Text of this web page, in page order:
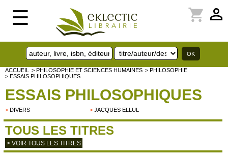
☰ perm_identity
shopping_cart
ACCUEIL > PHILOSOPHIE ET SCIENCES HUMAINES > PHILOSOPHIE
> ESSAIS PHILOSOPHIQUES
ESSAIS PHILOSOPHIQUES
> DIVERS >JACQUES ELLUL
TOUS LES TITRES
> VOIR TOUS LES TITRES